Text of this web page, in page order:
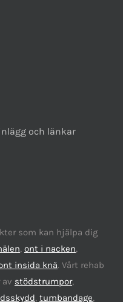
och länkar
som kan hjälpa dig
, ont i nacken,
insida knä. Vårt rehab
stödstrumpor,
, tumbandage,